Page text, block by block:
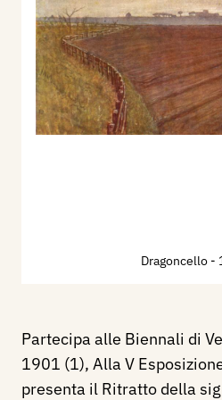
Dragoncello -
Partecipa alle Biennali di
1901 (1), Alla V
presenta il Ritratto della